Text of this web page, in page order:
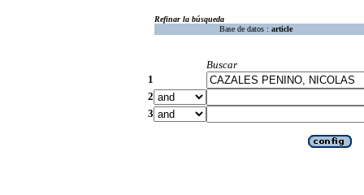
Refinar la búsqueda
Base de datos : article
Buscar
1
2
3